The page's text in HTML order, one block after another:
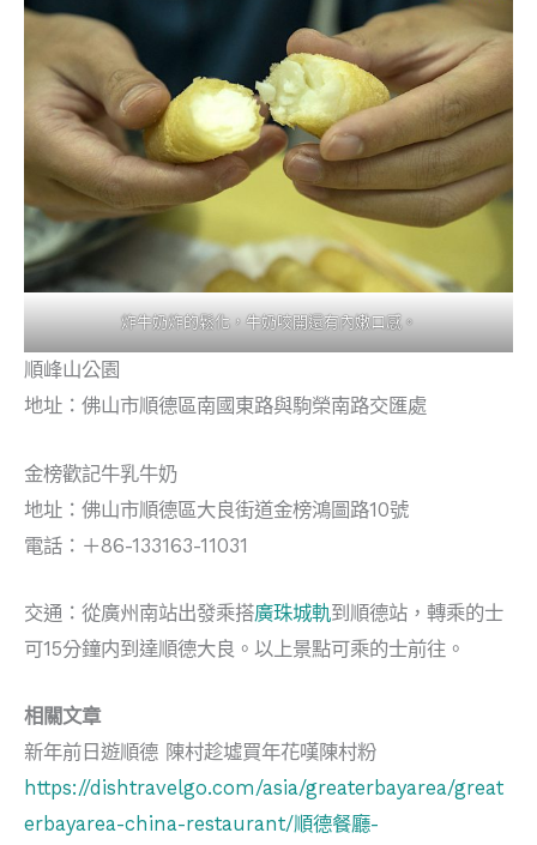
炸牛奶炸的鬆化，牛奶咬開還有內嫩口感。
順峰山公園
地址：佛山市順德區南國東路與駒榮南路交匯處
金榜歡記牛乳牛奶
地址：佛山市順德區大良街道金榜鴻圖路10號
電話：＋86-133163-11031
交通：從廣州南站出發乘搭廣珠城軌到順德站，轉乘的士
可15分鐘内到達順德大良。以上景點可乘的士前往。
相關文章
新年前日遊順德 陳村趁墟買年花嘆陳村粉
https://dishtravelgo.com/asia/greaterbayarea/great
erbayarea-china-restaurant/順德餐廳-